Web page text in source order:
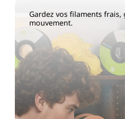
Gardez vos filaments frais,
mouvement.